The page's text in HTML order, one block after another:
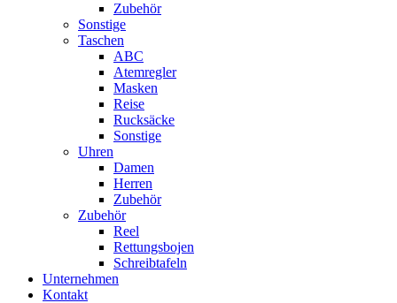
Zubehör
Sonstige
Taschen
ABC
Atemregler
Masken
Reise
Rucksäcke
Sonstige
Uhren
Damen
Herren
Zubehör
Zubehör
Reel
Rettungsbojen
Schreibtafeln
Unternehmen
Kontakt